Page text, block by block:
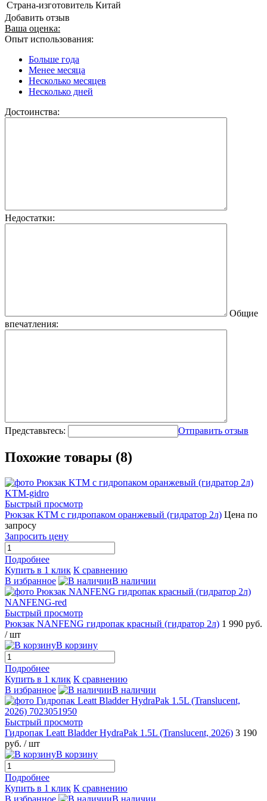
Страна-изготовитель Китай
Добавить отзыв
Ваша оценка:
Опыт использования:
Больше года
Менее месяца
Несколько месяцев
Несколько дней
Достоинства:
Недостатки:
Общие
впечатления:
Представьтесь: Отправить отзыв
Похожие товары (8)
Быстрый просмотр
Рюкзак KTM с гидропаком оранжевый (гидратор 2л) Цена по
запросу
Запросить цену
Подробнее
Купить в 1 клик К сравнению
В избранное
В наличии
Быстрый просмотр
Рюкзак NANFENG гидропак красный (гидратор 2л) 1 990 руб.
/ шт
В корзину
Подробнее
Купить в 1 клик К сравнению
В избранное
В наличии
Быстрый просмотр
Гидропак Leatt Bladder HydraPak 1.5L (Translucent, 2026) 3 190
руб. / шт
В корзину
Подробнее
Купить в 1 клик К сравнению
В избранное
В наличии